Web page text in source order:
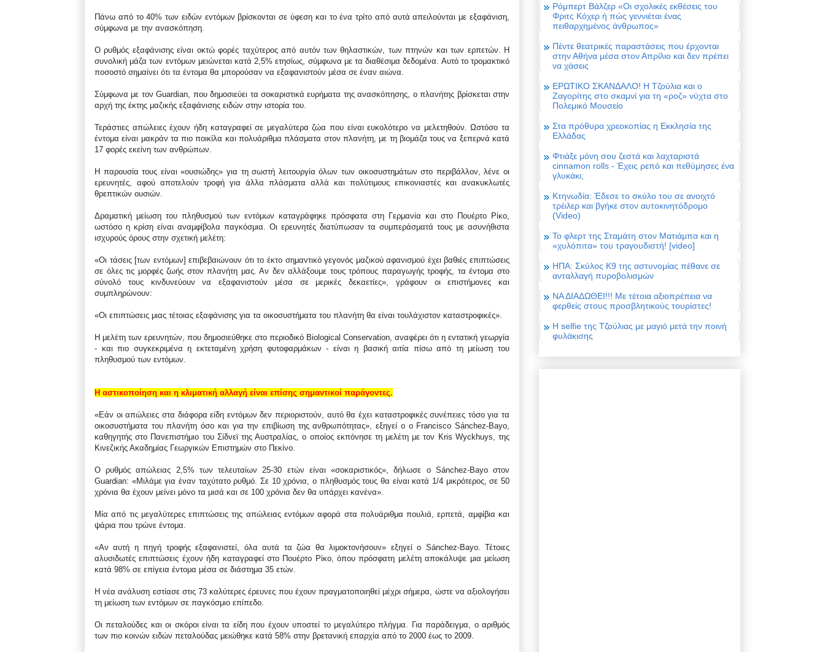
Πάνω από το 40% των ειδών εντόμων βρίσκονται σε ύφεση και το ένα τρίτο από αυτά απειλούνται με εξαφάνιση,
σύμφωνα με την ανασκόπηση.
Ο ρυθμός εξαφάνισης είναι οκτώ φορές ταχύτερος από αυτόν των θηλαστικών, των πτηνών και των ερπετών. Η
συνολική μάζα των εντόμων μειώνεται κατά 2,5% ετησίως, σύμφωνα με τα διαθέσιμα δεδομένα. Αυτό το τρομακτικό
ποσοστό σημαίνει ότι τα έντομα θα μπορούσαν να εξαφανιστούν μέσα σε έναν αιώνα.
Σύμφωνα με τον Guardian, που δημοσιεύει τα σοκαριστικά ευρήματα της ανασκόπησης, ο πλανήτης βρίσκεται στην
αρχή της έκτης μαζικής εξαφάνισης ειδών στην ιστορία του.
Τεράστιες απώλειες έχουν ήδη καταγραφεί σε μεγαλύτερα ζώα που είναι ευκολότερο να μελετηθούν. Ωστόσο τα
έντομα είναι μακράν τα πιο ποικίλα και πολυάριθμα πλάσματα στον πλανήτη, με τη βιομάζα τους να ξεπερνά κατά
17 φορές εκείνη των ανθρώπων.
Η παρουσία τους είναι «ουσιώδης» για τη σωστή λειτουργία όλων των οικοσυστημάτων στο περιβάλλον, λένε οι
ερευνητές, αφού αποτελούν τροφή για άλλα πλάσματα αλλά και πολύτιμους επικονιαστές και ανακυκλωτές
θρεπτικών ουσιών.
Δραματική μείωση του πληθυσμού των εντόμων καταγράφηκε πρόσφατα στη Γερμανία και στο Πουέρτο Ρίκο,
ωστόσο η κρίση είναι αναμφίβολα παγκόσμια. Οι ερευνητές διατύπωσαν τα συμπεράσματά τους με ασυνήθιστα
ισχυρούς όρους στην σχετική μελέτη:
«Οι τάσεις [των εντόμων] επιβεβαιώνουν ότι το έκτο σημαντικό γεγονός μαζικού αφανισμού έχει βαθιές επιπτώσεις
σε όλες τις μορφές ζωής στον πλανήτη μας. Αν δεν αλλάξουμε τους τρόπους παραγωγής τροφής, τα έντομα στο
σύνολό τους κινδυνεύουν να εξαφανιστούν μέσα σε μερικές δεκαετίες», γράφουν οι επιστήμονες και
συμπληρώνουν:
«Οι επιπτώσεις μιας τέτοιας εξαφάνισης για τα οικοσυστήματα του πλανήτη θα είναι τουλάχιστον καταστροφικές».
Η μελέτη των ερευνητών, που δημοσιεύθηκε στο περιοδικό Biological Conservation, αναφέρει ότι η εντατική γεωργία
- και πιο συγκεκριμένα η εκτεταμένη χρήση φυτοφαρμάκων - είναι η βασική αιτία πίσω από τη μείωση του
πληθυσμού των εντόμων.
Η αστικοποίηση και η κλιματική αλλαγή είναι επίσης σημαντικοί παράγοντες.
«Εάν οι απώλειες στα διάφορα είδη εντόμων δεν περιοριστούν, αυτό θα έχει καταστροφικές συνέπειες τόσο για τα
οικοσυστήματα του πλανήτη όσο και για την επιβίωση της ανθρωπότητας», εξηγεί ο ο Francisco Sánchez-Bayo,
καθηγητής στο Πανεπιστήμιο του Σίδνεϊ της Αυστραλίας, ο οποίος εκπόνησε τη μελέτη με τον Kris Wyckhuys, της
Κινεζικής Ακαδημίας Γεωργικών Επιστημών στο Πεκίνο.
Ο ρυθμός απώλειας 2,5% των τελευταίων 25-30 ετών είναι «σοκαριστικός», δήλωσε ο Sánchez-Bayo στον
Guardian: «Μιλάμε για έναν ταχύτατο ρυθμό. Σε 10 χρόνια, ο πληθυσμός τους θα είναι κατά 1/4 μικρότερος, σε 50
χρόνια θα έχουν μείνει μόνο τα μισά και σε 100 χρόνια δεν θα υπάρχει κανένα».
Μία από τις μεγαλύτερες επιπτώσεις της απώλειας εντόμων αφορά στα πολυάριθμα πουλιά, ερπετά, αμφίβια και
ψάρια που τρώνε έντομα.
«Αν αυτή η πηγή τροφής εξαφανιστεί, όλα αυτά τα ζώα θα λιμοκτονήσουν» εξηγεί ο Sánchez-Bayo. Τέτοιες
αλυσιδωτές επιπτώσεις έχουν ήδη καταγραφεί στο Πουέρτο Ρίκο, όπου πρόσφατη μελέτη αποκάλυψε μια μείωση
κατά 98% σε επίγεια έντομα μέσα σε διάστημα 35 ετών.
Η νέα ανάλυση εστίασε στις 73 καλύτερες έρευνες που έχουν πραγματοποιηθεί μέχρι σήμερα, ώστε να αξιολογήσει
τη μείωση των εντόμων σε παγκόσμιο επίπεδο.
Οι πεταλούδες και οι σκόροι είναι τα είδη που έχουν υποστεί το μεγαλύτερο πλήγμα. Για παράδειγμα, ο αριθμός
των πιο κοινών ειδών πεταλούδας μειώθηκε κατά 58% στην βρετανική επαρχία από το 2000 έως το 2009.
Ρόμπερτ Βάλζερ «Οι σχολικές εκθέσεις του
Φριτς Κόχερ ή πώς γεννιέται ένας
πειθαρχημένος άνθρωπος»
Πέντε θεατρικές παραστάσεις που έρχονται
στην Αθήνα μέσα στον Απρίλιο και δεν πρέπει
να χάσεις
ΕΡΩΤΙΚΟ ΣΚΑΝΔΑΛΟ! Η Τζούλια και ο
Ζαγορίτης στο σκαμνί για τη «ροζ» νύχτα στο
Πολεμικό Μουσείο
Στα πρόθυρα χρεοκοπίας η Εκκλησία της
Ελλάδας
Φτιάξε μόνη σου ζεστά και λαχταριστά
cinnamon rolls - Έχεις ρεπό και πεθύμησες ένα
γλυκάκι;
Κτηνωδία: Έδεσε το σκύλο του σε ανοιχτό
τρέιλερ και βγήκε στον αυτοκινητόδρομο
(Video)
Το φλερτ της Σταμάτη στον Ματιάμπα και η
«χυλόπιτα» του τραγουδιστή! [video]
ΗΠΑ: Σκύλος Κ9 της αστυνομίας πέθανε σε
ανταλλαγή πυροβολισμών
ΝΑ ΔΙΑΔΩΘΕΙ!!! Με τέτοια αξιοπρέπεια να
φερθείς στους προσβλητικούς τουρίστες!
Η selfie της Τζούλιας με μαγιό μετά την ποινή
φυλάκισης